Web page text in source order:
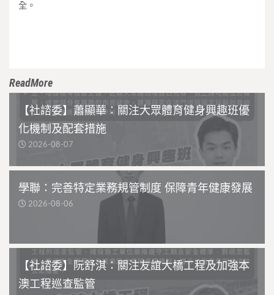
全。
ReadMore
【社諮委】蕭顯華：關注大眾體育健身興趣班優
化機制及配套措施
2026-08-07
學聯：完善特定業務規管制度 保障青年健康發展
2026-08-06
【社諮委】阮舒淇：關注友誼大橋工程及加強本
澳工程巡查監管